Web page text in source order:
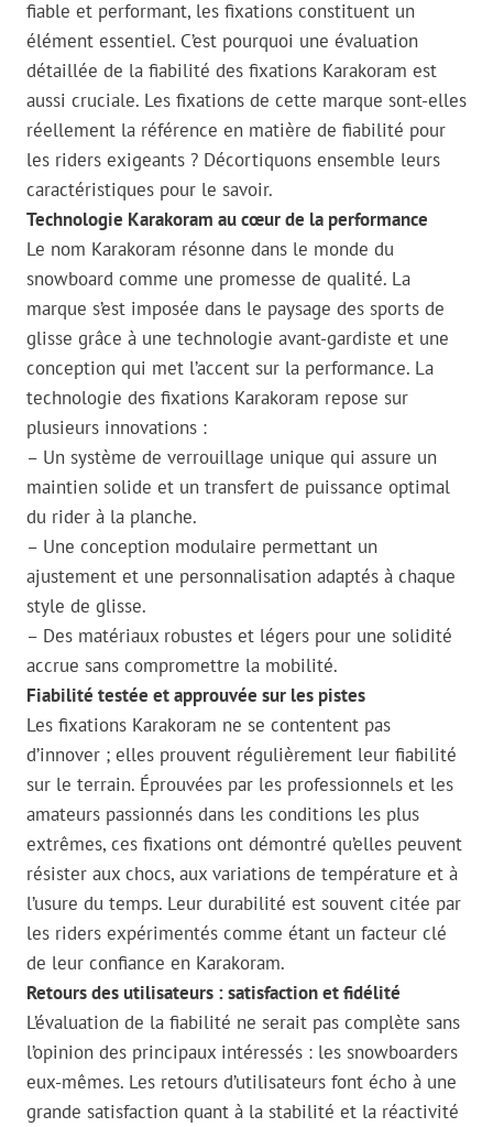
fiable et performant, les fixations constituent un
élément essentiel. C’est pourquoi une évaluation
détaillée de la fiabilité des fixations Karakoram est
aussi cruciale. Les fixations de cette marque sont-elles
réellement la référence en matière de fiabilité pour
les riders exigeants ? Décortiquons ensemble leurs
caractéristiques pour le savoir.
Technologie Karakoram au cœur de la performance
Le nom Karakoram résonne dans le monde du
snowboard comme une promesse de qualité. La
marque s’est imposée dans le paysage des sports de
glisse grâce à une technologie avant-gardiste et une
conception qui met l’accent sur la performance. La
technologie des fixations Karakoram repose sur
plusieurs innovations :
– Un système de verrouillage unique qui assure un
maintien solide et un transfert de puissance optimal
du rider à la planche.
– Une conception modulaire permettant un
ajustement et une personnalisation adaptés à chaque
style de glisse.
– Des matériaux robustes et légers pour une solidité
accrue sans compromettre la mobilité.
Fiabilité testée et approuvée sur les pistes
Les fixations Karakoram ne se contentent pas
d’innover ; elles prouvent régulièrement leur fiabilité
sur le terrain. Éprouvées par les professionnels et les
amateurs passionnés dans les conditions les plus
extrêmes, ces fixations ont démontré qu’elles peuvent
résister aux chocs, aux variations de température et à
l’usure du temps. Leur durabilité est souvent citée par
les riders expérimentés comme étant un facteur clé
de leur confiance en Karakoram.
Retours des utilisateurs : satisfaction et fidélité
L’évaluation de la fiabilité ne serait pas complète sans
l’opinion des principaux intéressés : les snowboarders
eux-mêmes. Les retours d’utilisateurs font écho à une
grande satisfaction quant à la stabilité et la réactivité